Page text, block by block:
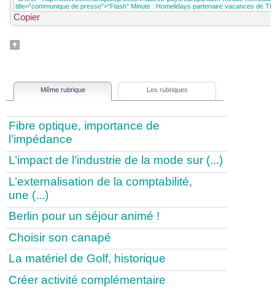
Copier
Même rubrique Les rubriques
Fibre optique, importance de
l’impédance
L’impact de l’industrie de la mode sur (...)
L’externalisation de la comptabilité,
une (...)
Berlin pour un séjour animé !
Choisir son canapé
La matériel de Golf, historique
Créer activité complémentaire